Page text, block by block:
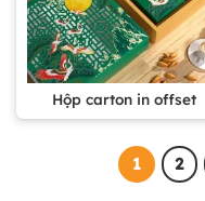
Hộp carton in offset
1 2